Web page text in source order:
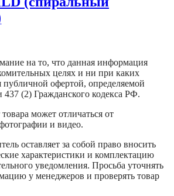
на то, что данная информация
целях и ни при каких
публичной офертой, определяемой
(2) Гражданского кодекса РФ.
может отличаться от
и видео.
оставляет за собой право вносить
характеристики и комплектацию
уведомления. Просьба уточнять
у менеджеров и проверять товар